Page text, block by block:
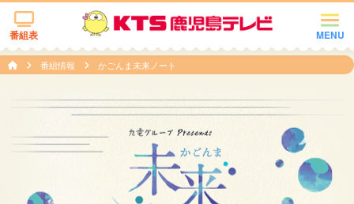
MENU
番組表
番組情報 かごんま未来ノート